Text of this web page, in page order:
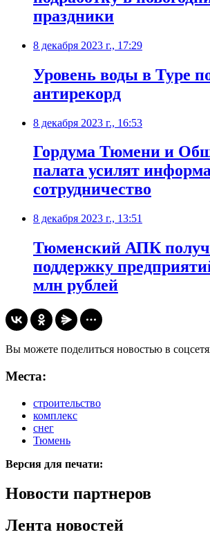
праздники
8 декабря 2023 г., 17:29
Уровень воды в Туре
антирекорд
8 декабря 2023 г., 16:53
Гордума Тюмени и
палата усилят
сотрудничество
8 декабря 2023 г., 13:51
Тюменский АПК
поддержку
млн рублей
Вы можете поделиться новостью в
Места:
строительство
комплекс
снег
Тюмень
Версия для печати:
Новости партнеров
Лента новостей